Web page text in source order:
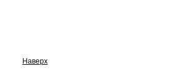
Наверх